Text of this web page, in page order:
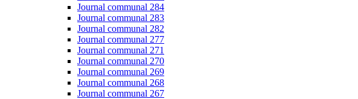
Journal communal 284
Journal communal 283
Journal communal 282
Journal communal 277
Journal communal 271
Journal communal 270
Journal communal 269
Journal communal 268
Journal communal 267